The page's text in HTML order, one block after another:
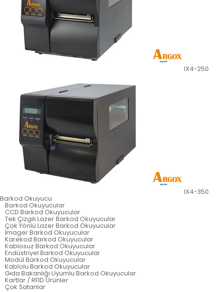
IX4-250
IX4-350
Barkod Okuyucu
Barkod Okuyucular
CCD Barkod Okuyucular
Tek Çizgili Lazer Barkod Okuyucular
Çok Yönlü Lazer Barkod Okuyucular
İmager Barkod Okuyucular
Karekod Barkod Okuyucular
Kablosuz Barkod Okuyucular
Endüstriyel Barkod Okuyucular
Modül Barkod Okuyucular
Kablolu Barkod Okuyucular
Gıda Bakanlığı Uyumlu Barkod Okuyucular
Kartlar / RFID Ürünler
Çok Satanlar